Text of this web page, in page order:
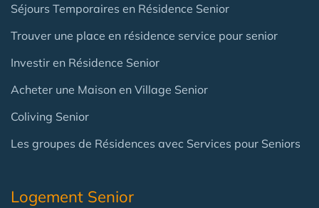
Séjours Temporaires en Résidence Senior
Trouver une place en résidence service pour senior
Investir en Résidence Senior
Acheter une Maison en Village Senior
Coliving Senior
Les groupes de Résidences avec Services pour Seniors
Logement Senior